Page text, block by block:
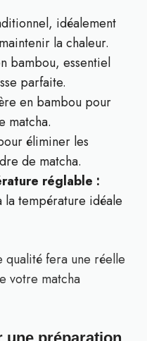
idéalement
la chaleur.
bambou, essentiel
parfaite.
en bambou pour
matcha.
éliminer les
de matcha.
réglable :
la température idéale
qualité fera une réelle
votre matcha